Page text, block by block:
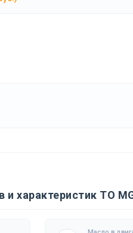
характеристик ТО